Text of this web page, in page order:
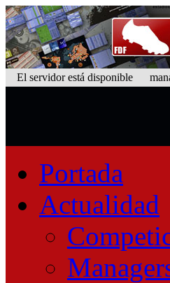
El servidor está disponible
Portada
Actualidad